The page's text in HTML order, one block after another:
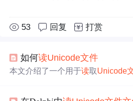
53 回复 打赏
如何读Unicode文件
本文介绍了一个用于读取Unicode